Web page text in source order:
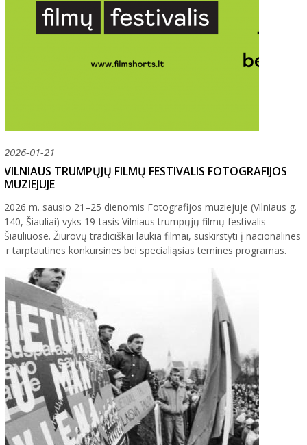
2026-01-21
VILNIAUS TRUMPŲJŲ FILMŲ FESTIVALIS FOTOGRAFIJOS
MUZIEJUJE
2026 m. sausio 21–25 dienomis Fotografijos muziejuje (Vilniaus g.
140, Šiauliai) vyks 19-tasis Vilniaus trumpųjų filmų festivalis
Šiauliuose. Žiūrovų tradiciškai laukia filmai, suskirstyti į nacionalines
ir tarptautines konkursines bei specialiąsias temines programas.